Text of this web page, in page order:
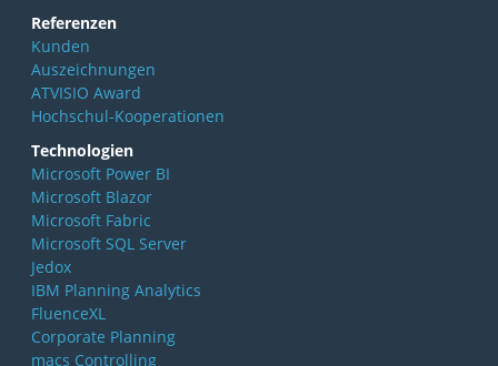
Referenzen
Kunden
Auszeichnungen
ATVISIO Award
Hochschul-Kooperationen
Technologien
Microsoft Power BI
Microsoft Blazor
Microsoft Fabric
Microsoft SQL Server
Jedox
IBM Planning Analytics
FluenceXL
Corporate Planning
macs Controlling